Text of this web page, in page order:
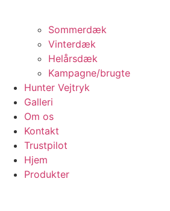
Sommerdæk
Vinterdæk
Helårsdæk
Kampagne/brugte
Hunter Vejtryk
Galleri
Om os
Kontakt
Trustpilot
Hjem
Produkter